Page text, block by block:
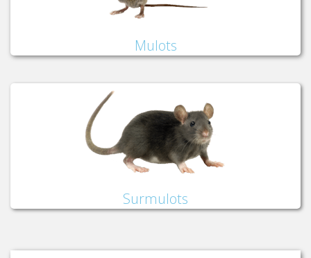
Mulots
Surmulots